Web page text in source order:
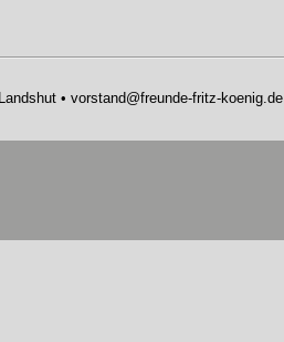
• vorstand@freunde-fritz-koenig.de